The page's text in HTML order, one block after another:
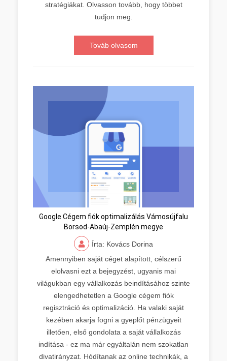
stratégiákat. Olvasson tovább, hogy többet
tudjon meg.
Továb olvasom
Google Cégem fiók optimalizálás Vámosújfalu
Borsod-Abaúj-Zemplén megye
Írta: Kovács Dorina
Amennyiben saját céget alapított, célszerű
elolvasni ezt a bejegyzést, ugyanis mai
világukban egy vállalkozás beindításához szinte
elengedhetetlen a Google cégem fiók
regisztráció és optimalizáció. Ha valaki saját
kezében akarja fogni a gyeplőt pénzügyeit
illetően, első gondolata a saját vállalkozás
indítása - ez ma már egyáltalán nem szokatlan
divatirányzat. Hódítanak az online technikák, a